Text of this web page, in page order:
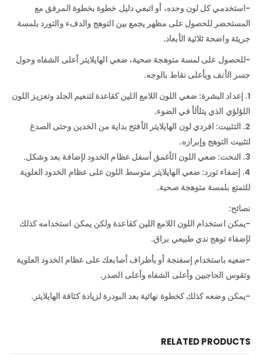
-استخدمي كل لون وحده، أو اتبعي دليل خطوة بخطوة المرفق مع
المستحضر للحصول على مظهر يجمع بين التوهج والدفء والتورد بلمسة
جريئة واضحة ثلاثية الأبعاد.
-للحصول على لمسة متوهجة صحية، ضعي الهايلايتر أعلى الشفاه وحول
جسر الأنف وبأعلى نقاط بالوجه.
1. إعداد البشرة: ضعي اللون اللامع اللين كقاعدة لتنعيم الجلد وتعزيز اللون
اللؤلؤي الذي يتلألأ في الضوء.
2. التثبيت: افردي لون الهايلايتر الأفتح بداية من الخدين وحتى الصدغ
لتثبيت التوهج وإبرازه.
3. النحت: ضعي اللون الأغمق أسفل عظام الخدود لإضافة بعد وشكل.
4. إضفاء تورد: ضعي الهايلايتر متوسط اللون على عظام الخدود العلوية
للتمتع بلمسة متوهجة صحية.
نصائح:
-يمكن استخدام اللون اللامع اللين كقاعدة ولكن يمكن استخدامه كذلك
لإضفاء توهج ندي طبيعي براق.
-ضعيه باستخدام إسفنجة أو بأطراف أصابعك على عظام الخدود العلوية
وتقوس الحاجبين وأعلى الشفاه وأعلى الصدر.
-يمكن وضعه كذلك كخطوة نهائية بعد البودرة لزيادة كثافة الهايلايتر.
RELATED PRODUCTS